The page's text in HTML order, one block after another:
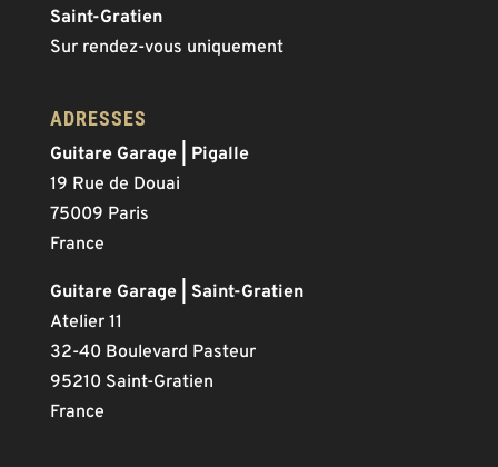
Saint-Gratien
Sur rendez-vous uniquement
ADRESSES
Guitare Garage | Pigalle
19 Rue de Douai
75009 Paris
France
Guitare Garage | Saint-Gratien
Atelier 11
32-40 Boulevard Pasteur
95210 Saint-Gratien
France